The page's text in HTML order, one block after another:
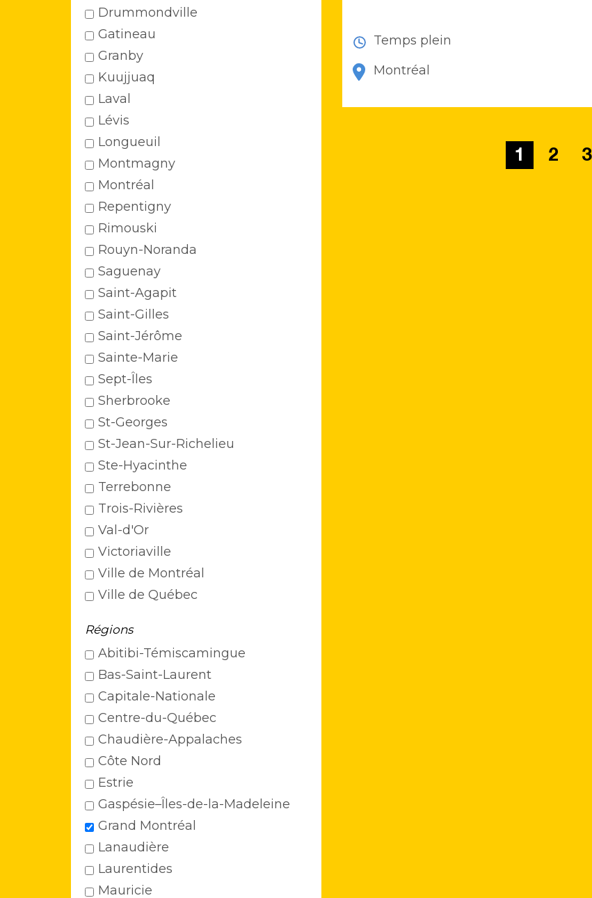
Drummondville
Gatineau
Granby
Kuujjuaq
Laval
Lévis
Longueuil
Montmagny
Montréal
Repentigny
Rimouski
Rouyn-Noranda
Saguenay
Saint-Agapit
Saint-Gilles
Saint-Jérôme
Sainte-Marie
Sept-Îles
Sherbrooke
St-Georges
St-Jean-Sur-Richelieu
Ste-Hyacinthe
Terrebonne
Trois-Rivières
Val-d'Or
Victoriaville
Ville de Montréal
Ville de Québec
Régions
Abitibi-Témiscamingue
Bas-Saint-Laurent
Capitale-Nationale
Centre-du-Québec
Chaudière-Appalaches
Côte Nord
Estrie
Gaspésie–Îles-de-la-Madeleine
Grand Montréal
Lanaudière
Laurentides
Mauricie
Temps plein
Montréal
1 2 3